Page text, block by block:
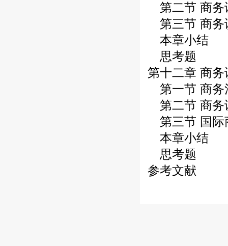
第二节 商务
第三节 商务
本章小结
思考题
第十二章 商
第一节 商务
第二节 商务
第三节 国际
本章小结
思考题
参考文献